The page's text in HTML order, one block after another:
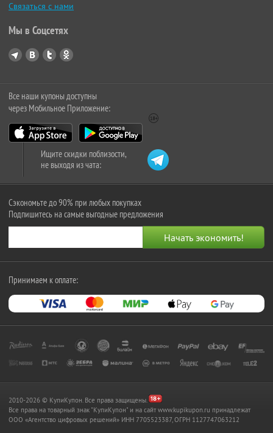
Связаться с нами
Мы в Соцсетях
Все наши купоны доступны
через Мобильное Приложение:
Ищите скидки поблизости,
не выходя из чата:
Сэкономьте до 90% при любых покупках
Подпишитесь на самые выгодные предложения
Принимаем к оплате:
2010-2026 © КупиКупон. Все права защищены.
Все права на товарный знак "КупиКупон" и на сайт www.kupikupon.ru принадлежат
OOO «Агентство цифровых решений» ИНН 7705523387, ОГРН 1127747063212